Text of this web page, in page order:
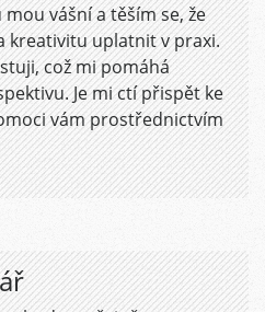
vášní a těším se, že
kreativitu uplatnit v praxi.
což mi pomáhá
Je mi ctí přispět ke
vám prostřednictvím